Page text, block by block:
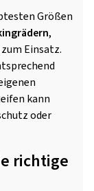
Größen
,
zum Einsatz.
kann
oder
richtige